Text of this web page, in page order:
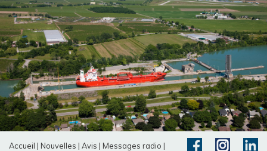
Accueil | Nouvelles | Avis | Messages radio |